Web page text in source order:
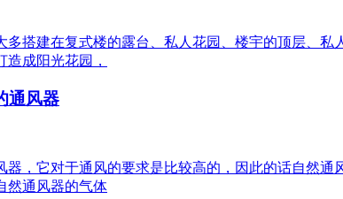
多搭建在复式楼的露台、私人花园、楼宇的顶层、
成阳光花园，
通风器
器，它对于通风的要求是比较高的，因此的话自然
然通风器的气体